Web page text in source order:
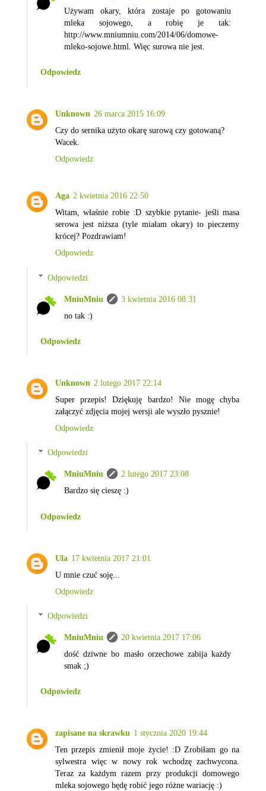
Używam okary, która zostaje po gotowaniu
mleka sojowego, a robię je tak:
http://www.mniumniu.com/2014/06/domowe-
mleko-sojowe.html. Więc surowa nie jest.
Odpowiedz
Unknown 26 marca 2015 16:09
Czy do sernika użyto okarę surową czy gotowaną?
Wacek.
Odpowiedz
Aga 2 kwietnia 2016 22:50
Witam, właśnie robie :D szybkie pytanie- jeśli masa
serowa jest niższa (tyle miałam okary) to pieczemy
krócej? Pozdrawiam!
Odpowiedz
Odpowiedzi
MniuMniu
3 kwietnia 2016 08:31
no tak :)
Odpowiedz
Unknown 2 lutego 2017 22:14
Super przepis! Dziękuję bardzo! Nie mogę chyba
załączyć zdjęcia mojej wersji ale wyszło pysznie!
Odpowiedz
Odpowiedzi
MniuMniu
2 lutego 2017 23:08
Bardzo się cieszę :)
Odpowiedz
Ula 17 kwietnia 2017 21:01
U mnie czuć soję...
Odpowiedz
Odpowiedzi
MniuMniu
20 kwietnia 2017 17:06
dość dziwne bo masło orzechowe zabija każdy
smak ;)
Odpowiedz
zapisane na skrawku 1 stycznia 2020 19:44
Ten przepis zmienił moje życie! :D Zrobiłam go na
sylwestra więc w nowy rok wchodzę zachwycona.
Teraz za każdym razem przy produkcji domowego
mleka sojowego będę robić jego różne wariację :)